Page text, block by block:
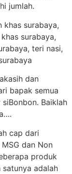
jumlah.
dan
bapak semua
Baiklah
cap dari
dan Non
produk
adalah